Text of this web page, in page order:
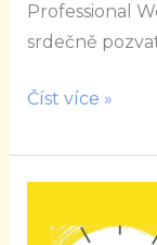
Professional
srdečně
Číst více »